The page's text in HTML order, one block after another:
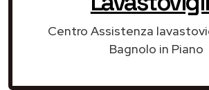
Centro Assistenza
Bagnolo in Piano